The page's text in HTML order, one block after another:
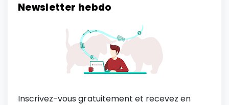
Newsletter hebdo
Inscrivez-vous gratuitement et recevez en